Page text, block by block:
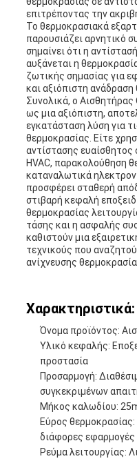
επιτρέποντας την
Το θερμοκρασιακά
παρουσιάζει αρνητικό
σημαίνει ότι η
αυξάνεται η
ζωτικής σημασίας για
και αξιόπιστη ανάδραση
Συνολικά, ο
ως μια αξιόπιστη,
εγκατάσταση λύση για
θερμοκρασίας. Είτε
αντίστασης
HVAC, παρακολούθηση
καταναλωτικά
προσφέρει σταθερή
στιβαρή κεφαλή
θερμοκρασίας
τάσης και η ασφαλής
καθιστούν μια
τεχνικούς που
ανίχνευσης
Χαρακτηριστικά:
Όνομα προϊόντος:
Υλικό κεφαλής:
προστασία
Προσαρμογή:
συγκεκριμένων
Μήκος καλωδίου:
Εύρος
διάφορες εφαρμογές
Ρεύμα λειτουργίας: